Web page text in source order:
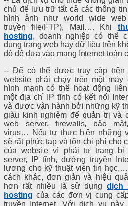
chủ để lưu trữ tất cả các thông
hình ảnh như world wide web
truyền file(FTP), Mail…. Khi
hosting, doanh nghiệp có thể
dung trang web hay dữ liệu trên
đó để đưa vào mạng Internet toàn
-- Để có thể được truy cập trên
website phải chạy trên một máy
hình mạnh có thể hoạt động
một địa chỉ IP tĩnh có kết nối
và được vận hành bởi những kỹ
giàu kinh nghiệm để quản trị và
web server, firewalls, bảo
virus… Nếu tự thực hiện những
sẽ rất phức tạp và tốn chi phí cho
của website vì phải tự trang bị
server, IP tĩnh, đường truyền
lương cho kỹ thuật viên tin
cách khác, đơn giản và hiệu
hơn rất nhiều là sử dụngdịch
hosting của các đơn vị cung
truyền Internet. Với dịch vụ này,